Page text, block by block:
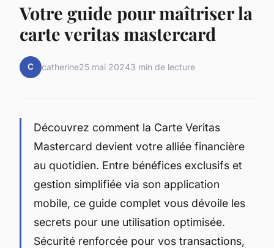
Votre guide pour maîtriser la
carte veritas mastercard
C catherine25 mai 20243 min de lecture
Découvrez comment la Carte Veritas
Mastercard devient votre alliée financière
au quotidien. Entre bénéfices exclusifs et
gestion simplifiée via son application
mobile, ce guide complet vous dévoile les
secrets pour une utilisation optimisée.
Sécurité renforcée pour vos transactions,